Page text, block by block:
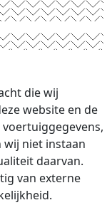
die wij
website en de
wij niet instaan
daarvan.
van externe